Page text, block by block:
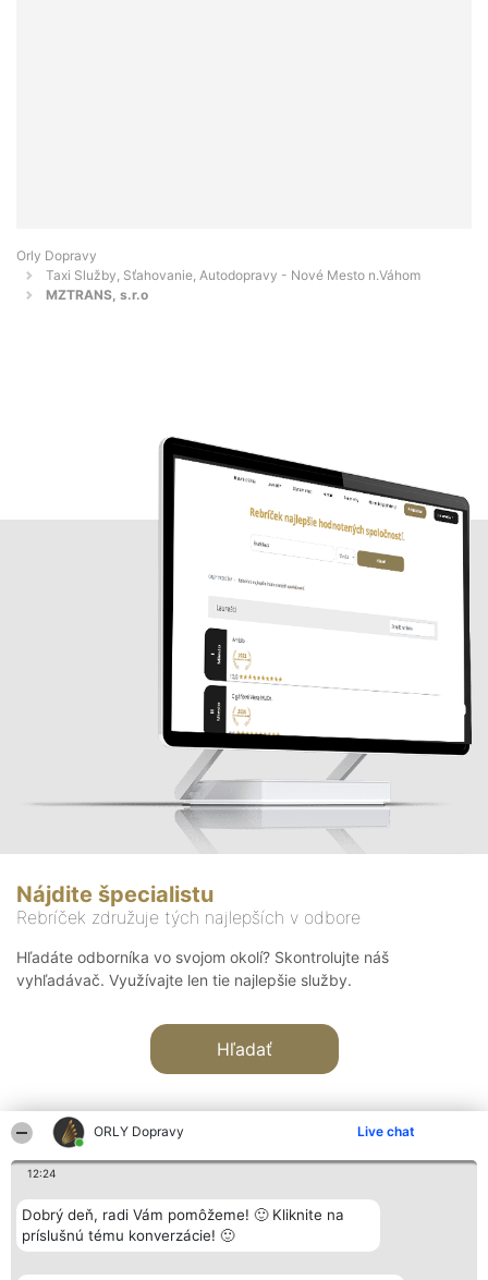
ORLY Dopravy Live chat
12:24
Dobrý deň, radi Vám pomôžeme! 🙂 Kliknite na
príslušnú tému konverzácie! 🙂
Orly Dopravy
Taxi Služby, Sťahovanie, Autodopravy - Nové Mesto n.Váhom
MZTRANS, s.r.o
Nájdite špecialistu
Rebríček združuje tých najlepších v odbore
Hľadáte odborníka vo svojom okolí? Skontrolujte náš
vyhľadávač. Využívajte len tie najlepšie služby.
Hľadať
Organizátor hodnotenia
Bright Side Solutions sp. z o.
o. sp. k.
Wrocław 50-079
Hodnotenie
Laureáti
Lista
Laureatów
Kontakt
Kontakt